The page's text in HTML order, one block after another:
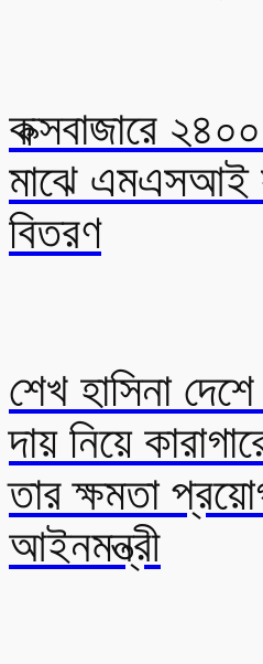
কক্সবাজারে
মাঝে এমএসআই
বিতরণ
শেখ হাসিনা
দায় নিয়ে
তার ক্ষমতা
আইনমন্ত্রী